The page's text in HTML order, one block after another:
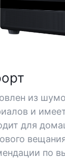
из
и
форм-
для
гдепо